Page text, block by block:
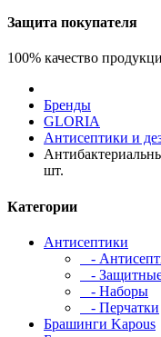
Защита покупателя
100% качество
Бренды
GLORIA
Антисептики и
шт.
Категории
Антисептики
-
-
- Наборы
- Перчатки
Брашинги Kapous